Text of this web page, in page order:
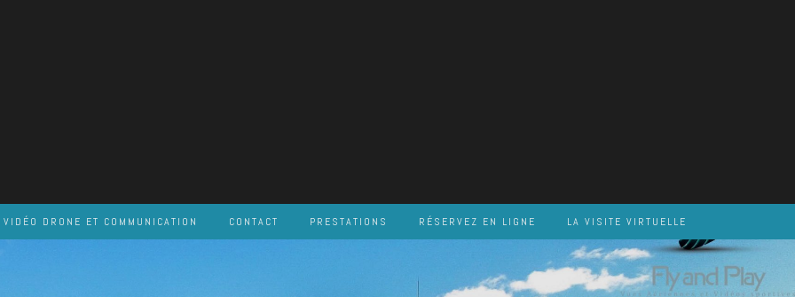
VIDÉO DRONE ET COMMUNICATION CONTACT PRESTATIONS RÉSERVEZ EN LIGNE LA VISITE VIRTUELLE